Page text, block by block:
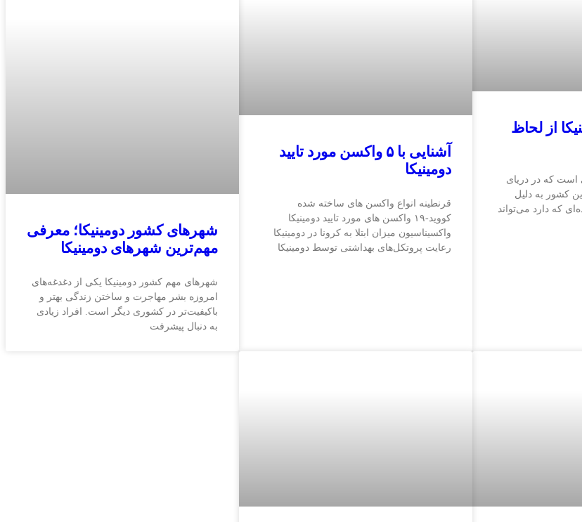
از لحاظ
است که در دریای
کشور به دلیل
که دارد می‌تواند
آشنایی با ۵ واکسن مورد تایید
دومینیکا
قرنطینه انواع واکسن های ساخته شده
کووید-۱۹ واکسن های مورد تایید دومینیکا
واکسیناسیون میزان ابتلا به کرونا در دومینیکا
رعایت پروتکل‌های بهداشتی توسط دومینیکا
شهرهای کشور دومینیکا؛ معرفی
مهم‌ترین شهرهای دومینیکا
شهرهای مهم کشور دومینیکا یکی از دغدغه‌های
امروزه بشر مهاجرت و ساختن زندگی بهتر و
باکیفیت‌تر در کشوری دیگر است. افراد زیادی
به دنبال پیشرفت